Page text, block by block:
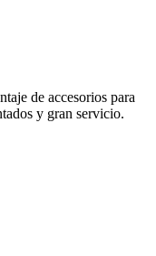
de accesorios para
y gran servicio.